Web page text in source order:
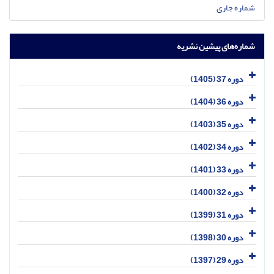
شماره جاری
شماره‌های پیشین نشریه
دوره 37 (1405)
دوره 36 (1404)
دوره 35 (1403)
دوره 34 (1402)
دوره 33 (1401)
دوره 32 (1400)
دوره 31 (1399)
دوره 30 (1398)
دوره 29 (1397)